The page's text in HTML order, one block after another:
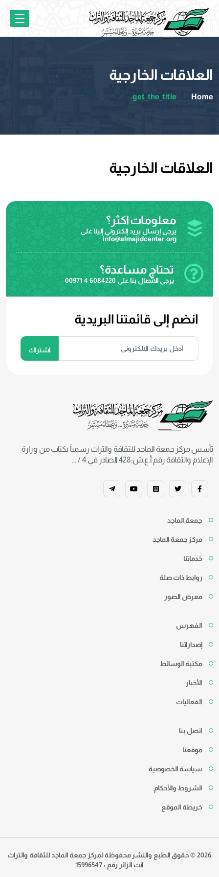
العلاقات الخارجية
Home
get_the_title.
العلاقات الخارجية
معلومات اكثر؟
يرجى إرسال بريد إلكتروني إلينا على
info@almajidcenter.org
تحتاج مساعدة؟
يرجى الاتصال بنا على 00971 4 6084220
انضم إلى قائمتنا البريدية
تأسس مركز جمعة الماجد للثقافة والتراث رسمياً بكتاب من وزارة
الإعلام والثقافة رقم أ.ع.ش:428 الصادر في 4 / ...
جمعة الماجد
مركز جمعة الماجد
خدماتنا
روابط ذات صلة
معرض الصور
الفهرس
إصداراتنا
مكتبة الوسائط
الأخبار
الفعاليات
اتصل بنا
موقعنا
سياسة الخصوصية
الشروط والأحكام
خريطة الموقع
2026 © حقوق الطبع والنشر محفوظة لمركز جمعة الماجد للثقافة والتراث
انت الزائر رقم : 15996547